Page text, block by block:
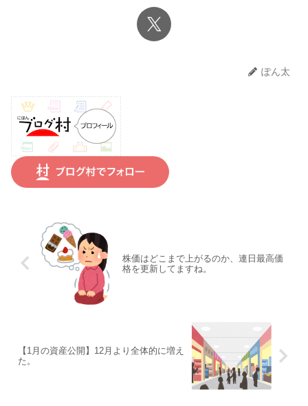
ぽん太
株価はどこまで上がるのか、連日最高価
格を更新してますね。
【1月の資産公開】12月より全体的に増え
た。